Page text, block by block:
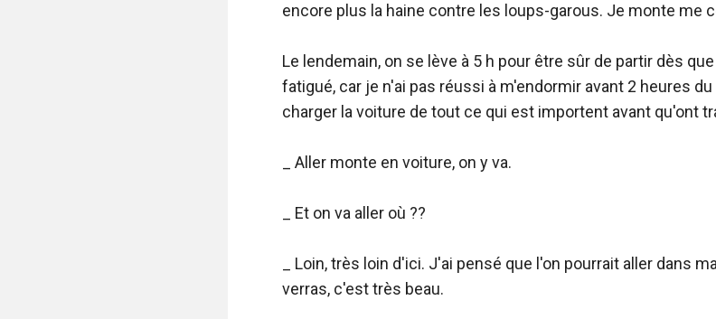
encore plus la haine contre les loups-garous. Je monte me
Le lendemain, on se lève à 5 h pour être sûr de partir dès
fatigué, car je n'ai pas réussi à m'endormir avant 2 heures
charger la voiture de tout ce qui est importent avant qu'ont
_ Aller monte en voiture, on y va.
_ Et on va aller où ??
_ Loin, très loin d'ici. J'ai pensé que l'on pourrait aller dans
verras, c'est très beau.